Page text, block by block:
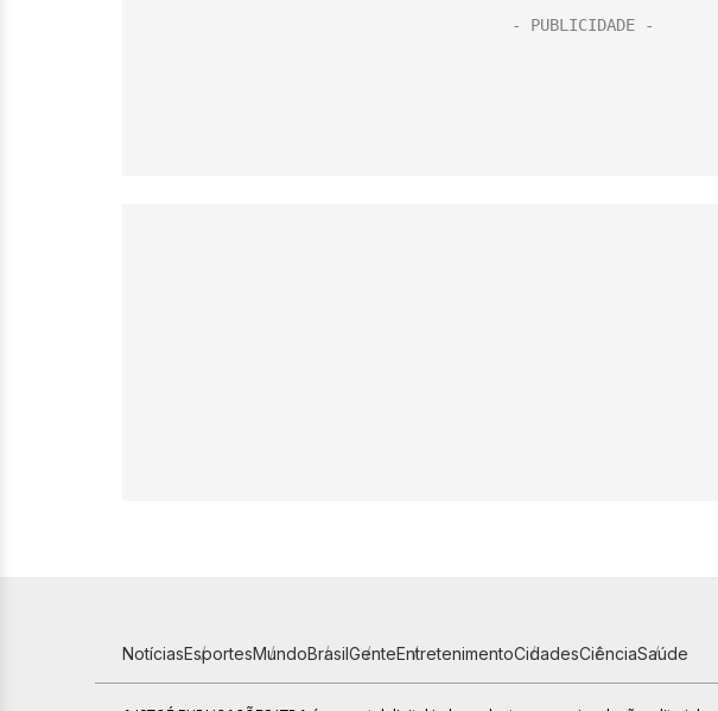
NotíciasEsportesMundoBrasilGenteEntretenimentoCidadesCiênciaSaúde